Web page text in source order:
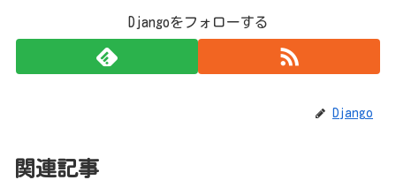
Djangoをフォローする
Django
関連記事